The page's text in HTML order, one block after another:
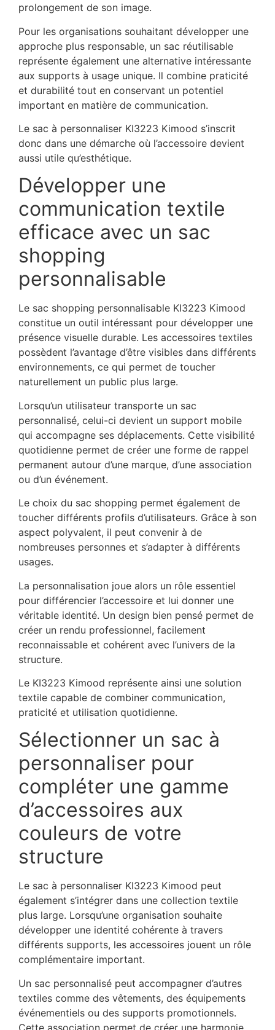
prolongement de son image.
Pour les organisations souhaitant développer une
approche plus responsable, un sac réutilisable
représente également une alternative intéressante
aux supports à usage unique. Il combine praticité
et durabilité tout en conservant un potentiel
important en matière de communication.
Le sac à personnaliser KI3223 Kimood s’inscrit
donc dans une démarche où l’accessoire devient
aussi utile qu’esthétique.
Développer une
communication textile
efficace avec un sac
shopping
personnalisable
Le sac shopping personnalisable KI3223 Kimood
constitue un outil intéressant pour développer une
présence visuelle durable. Les accessoires textiles
possèdent l’avantage d’être visibles dans différents
environnements, ce qui permet de toucher
naturellement un public plus large.
Lorsqu’un utilisateur transporte un sac
personnalisé, celui-ci devient un support mobile
qui accompagne ses déplacements. Cette visibilité
quotidienne permet de créer une forme de rappel
permanent autour d’une marque, d’une association
ou d’un événement.
Le choix du sac shopping permet également de
toucher différents profils d’utilisateurs. Grâce à son
aspect polyvalent, il peut convenir à de
nombreuses personnes et s’adapter à différents
usages.
La personnalisation joue alors un rôle essentiel
pour différencier l’accessoire et lui donner une
véritable identité. Un design bien pensé permet de
créer un rendu professionnel, facilement
reconnaissable et cohérent avec l’univers de la
structure.
Le KI3223 Kimood représente ainsi une solution
textile capable de combiner communication,
praticité et utilisation quotidienne.
Sélectionner un sac à
personnaliser pour
compléter une gamme
d’accessoires aux
couleurs de votre
structure
Le sac à personnaliser KI3223 Kimood peut
également s’intégrer dans une collection textile
plus large. Lorsqu’une organisation souhaite
développer une identité cohérente à travers
différents supports, les accessoires jouent un rôle
complémentaire important.
Un sac personnalisé peut accompagner d’autres
textiles comme des vêtements, des équipements
événementiels ou des supports promotionnels.
Cette association permet de créer une harmonie